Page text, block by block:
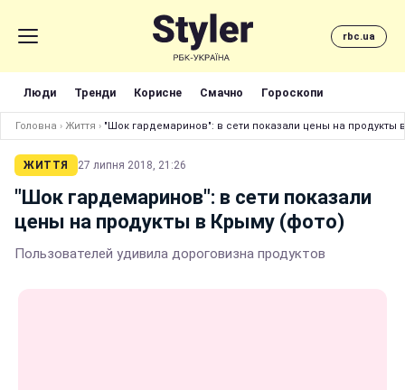
rbc.ua
Люди Тренди Корисне Смачно Гороскопи
Головна › Життя › "Шок гардемаринов": в сети показали цены на продукты
ЖИТТЯ 27 липня 2018, 21:26
"Шок гардемаринов": в сети показали
цены на продукты в Крыму (фото)
Пользователей удивила дороговизна продуктов